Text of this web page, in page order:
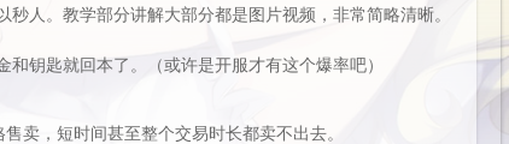
人。教学部分讲解大部分都是图片视频，非常简略清晰。
钥匙就回本了。（或许是开服才有这个爆率吧）
卖，短时间甚至整个交易时长都卖不出去。